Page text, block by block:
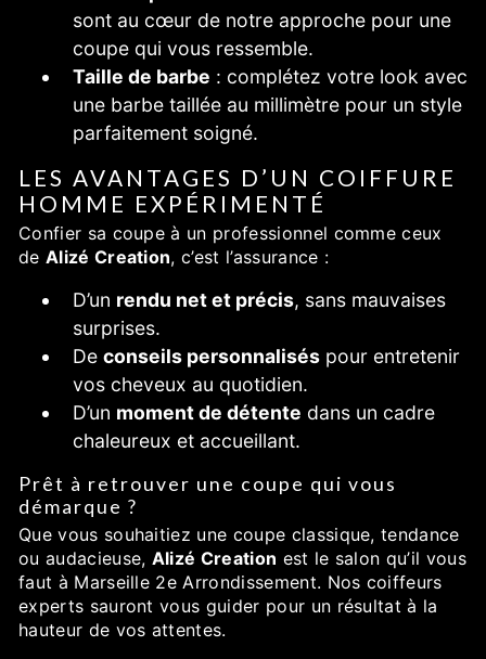
sont au cœur de notre approche pour une
coupe qui vous ressemble.
Taille de barbe : complétez votre look avec
une barbe taillée au millimètre pour un style
parfaitement soigné.
LES AVANTAGES D’UN COIFFURE
HOMME EXPÉRIMENTÉ
Confier sa coupe à un professionnel comme ceux
de Alizé Creation, c’est l’assurance :
D’un rendu net et précis, sans mauvaises
surprises.
De conseils personnalisés pour entretenir
vos cheveux au quotidien.
D’un moment de détente dans un cadre
chaleureux et accueillant.
Prêt à retrouver une coupe qui vous
démarque ?
Que vous souhaitiez une coupe classique, tendance
ou audacieuse, Alizé Creation est le salon qu’il vous
faut à Marseille 2e Arrondissement. Nos coiffeurs
experts sauront vous guider pour un résultat à la
hauteur de vos attentes.